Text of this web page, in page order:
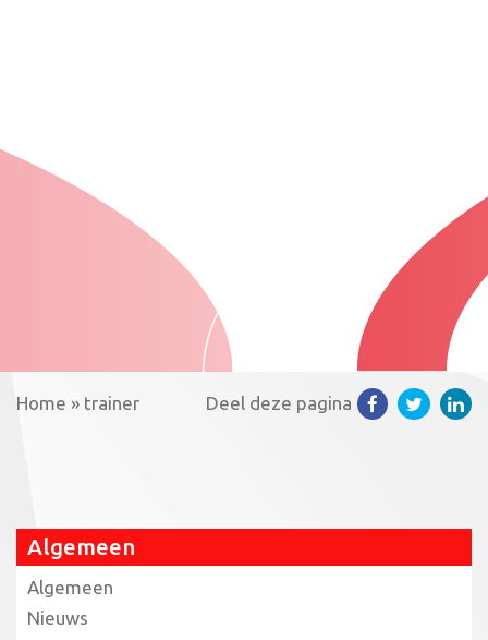
Home » trainer Deel deze pagina
Algemeen
Algemeen
Nieuws